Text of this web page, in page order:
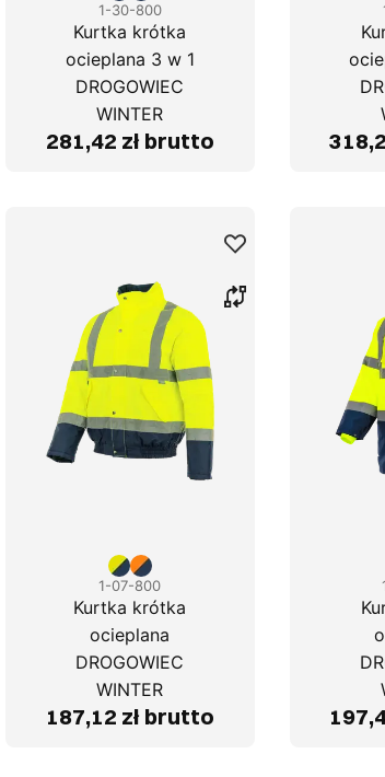
1-30-800
Kurtka krótka
ocieplana 3 w 1
DROGOWIEC
WINTER
281,42 zł brutto
1-07-800
Kurtka krótka
ocieplana
DROGOWIEC
WINTER
187,12 zł brutto